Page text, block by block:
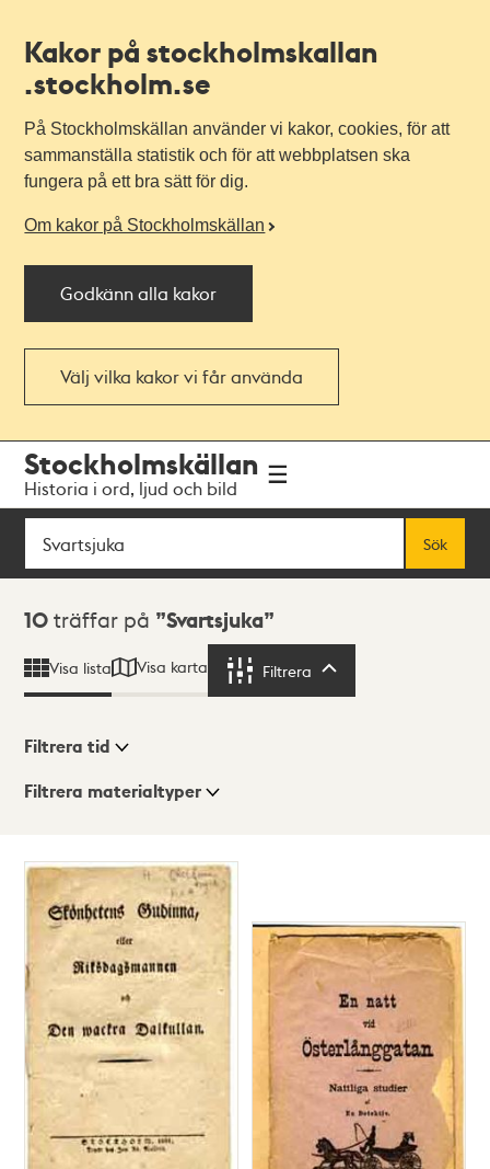
Kakor på stockholmskallan
.stockholm.se
På Stockholmskällan använder vi kakor, cookies, för att
sammanställa statistik och för att webbplatsen ska
fungera på ett bra sätt för dig.
Om kakor på Stockholmskällan
Godkänn alla kakor
Välj vilka kakor vi får använda
navigationen
huvudinnehållet
Stockholmskällan
Historia i ord, ljud och bild
Sök
Sök
Sökresultat
10 träffar på Svartsjuka
Visa lista Visa karta Filtrera
Visningsläge
ListaKarta
Filtrera tid
Filtrera materialtyper
träffar